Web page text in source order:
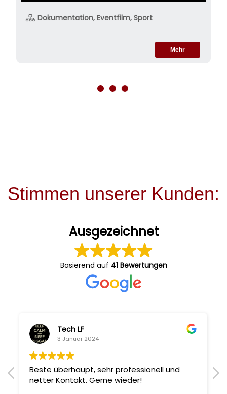
Dokumentation, Eventfilm, Sport
Mehr
Stimmen unserer Kunden:
Ausgezeichnet
Basierend auf 41 Bewertungen
Tech LF
3 Januar 2024
Beste überhaupt, sehr professionell und
netter Kontakt. Gerne wieder!